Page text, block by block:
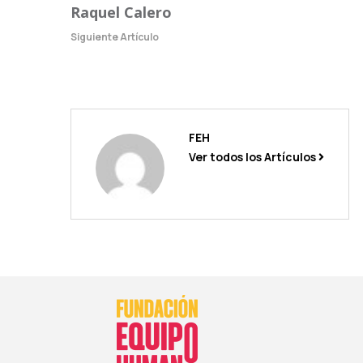
Raquel Calero
Siguiente Artículo
FEH
Ver todos los Artículos